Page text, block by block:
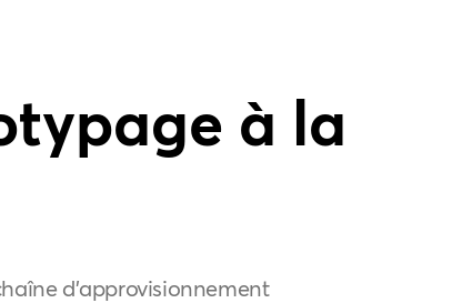
à la
d'approvisionnement